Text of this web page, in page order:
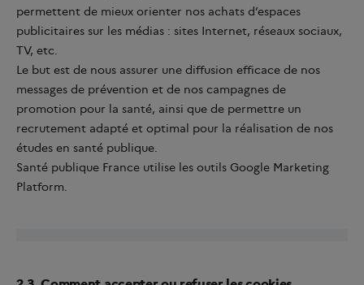
permettent de mieux orienter nos achats d’espaces
publicitaires sur les médias : sites Internet, réseaux sociaux,
TV, etc.
Le but est de nous assurer une diffusion efficace de nos
messages de prévention et de nos campagnes de
promotion pour la santé, ainsi que de permettre un
recrutement adapté et optimal pour la réalisation de nos
études en santé publique.
Santé publique France utilise les outils Google Marketing
Platform.